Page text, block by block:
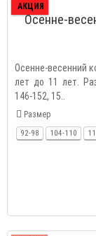
АКЦИЯ
Осенне-
Осенне-весенний
лет до 11 лет.
146-152, 15..
Размер
92-98 104-110